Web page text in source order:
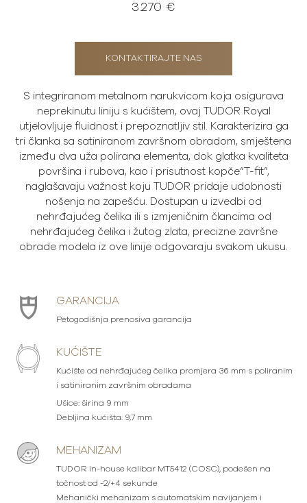
3.270 €
KONTAKTIRAJTE NAS
S integriranom metalnom narukvicom koja osigurava
neprekinutu liniju s kućištem, ovaj TUDOR Royal
utjelovljuje fluidnost i prepoznatljiv stil. Karakterizira ga
tri članka sa satiniranom završnom obradom, smještena
između dva uža polirana elementa, dok glatka kvaliteta
površina i rubova, kao i prisutnost kopče“T-fit”,
naglašavaju važnost koju TUDOR pridaje udobnosti
nošenja na zapešću. Dostupan u izvedbi od
nehrđajućeg čelika ili s izmjeničnim člancima od
nehrđajućeg čelika i žutog zlata, precizne završne
obrade modela iz ove linije odgovaraju svakom ukusu.
GARANCIJA
Petogodišnja prenosiva garancija
KUĆIŠTE
Kućište od nehrđajućeg čelika promjera 36 mm s poliranim
i satiniranim završnim obradama
Ušice: širina 9 mm
Debljina kućišta: 9,7 mm
MEHANIZAM
TUDOR in-house kalibar MT5412 (COSC), podešen na
točnost od -2/+4 sekunde
Mehanički mehanizam s automatskim navijanjem i